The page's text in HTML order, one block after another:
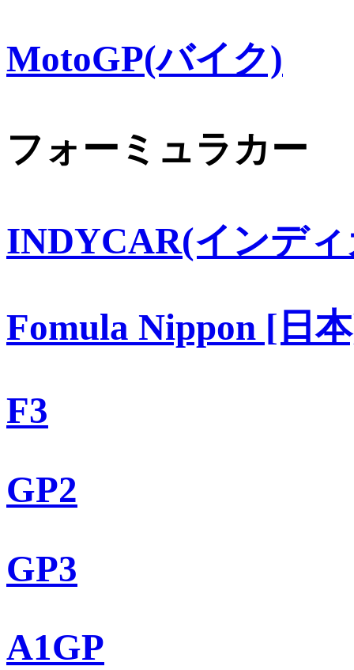
MotoGP(バイク)
フォーミュラカー
INDYCAR(インデ
Fomula Nippon [日
F3
GP2
GP3
A1GP